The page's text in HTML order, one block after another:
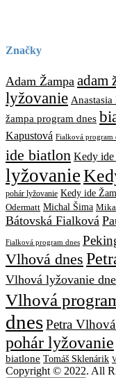
Značky
Adam Žampa adam
lyžovanie
žampa program dnes
Kapustová Fialková program
ide biatlon Kedy
lyžovanie
pohár lyžovanie Kedy ide
Odermatt Michal Šima
Bátovská Fialková
Fialková program dnes
Vlhová dnes
Vlhová lyžovanie
Vlhová
dnesPetra
pohár lyžovanie
biatlone Tomáš Sklenárik
Copyright © 2022. All